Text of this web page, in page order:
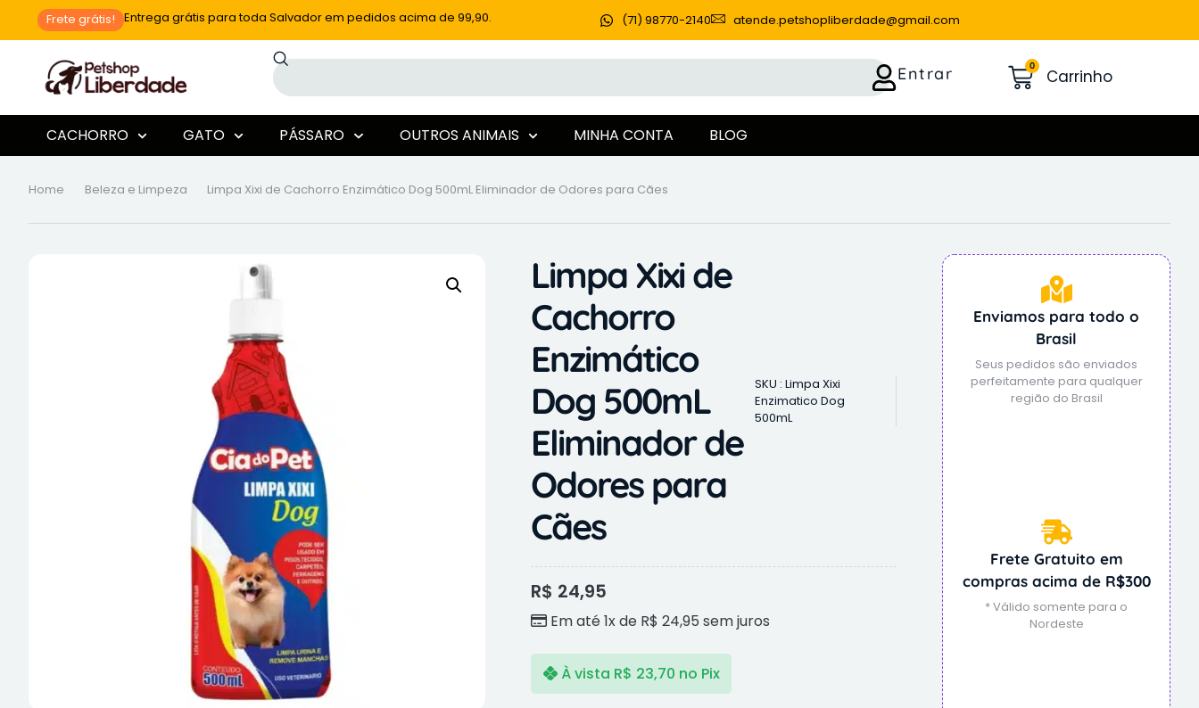
Frete grátis! Entrega grátis para toda Salvador em pedidos acima de 99,90. (71) 98770-2140 atende.petshopliberdade@gmail.com
Entrar 0
CACHORRO GATO PÁSSARO OUTROS ANIMAIS MINHA CONTA BLOG
Home Beleza e Limpeza Limpa Xixi de Cachorro Enzimático Dog 500mL Eliminador de Odores para Cães
Limpa Xixi de
Cachorro
Enzimático
Dog 500mL
Eliminador de
Odores para
Cães
SKU : Limpa Xixi
Enzimatico Dog
500mL
R$ 24,95
Em até 1x de R$ 24,95 sem juros
À vista R$ 23,70 no Pix
Enviamos para todo o
Brasil
Seus pedidos são enviados
perfeitamente para qualquer
região do Brasil
Frete Gratuito em
compras acima de R$300
* Válido somente para o
Nordeste